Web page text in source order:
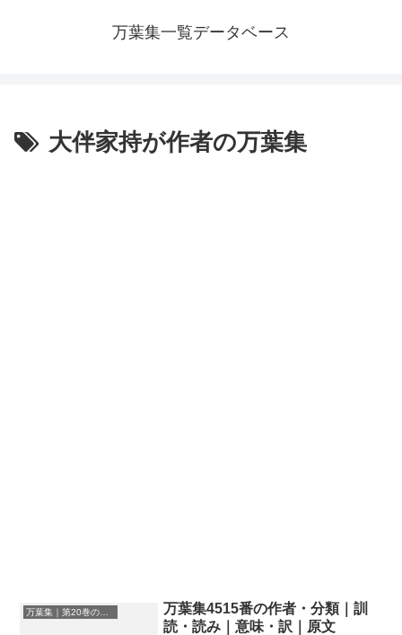
万葉集一覧データベース
大伴家持が作者の万葉集
万葉集｜第20巻の和歌一覧
万葉集4515番の作者・分類｜訓
読・読み｜意味・訳｜原文